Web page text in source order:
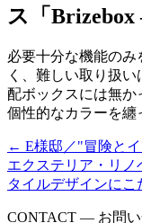
ス「Brizebox
必要十分な機能の
く、難しい取り扱
配ボックスには無か
個性的なカラーを纏
← E様邸／"冒険と
エクステリア・リノ
タイルデザインに
CONTACT — お問